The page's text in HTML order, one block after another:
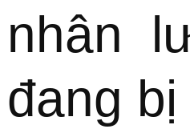
nhân
đang